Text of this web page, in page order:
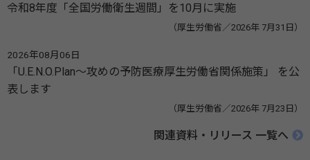
令和8年度「全国労働衛生週間」を10月に実施
（厚生労働省／2026年 7月31日）
2026年08月06日
「U.E.N.O.Plan～攻めの予防医療厚生労働省関係施策」 を公
表します
（厚生労働省／2026年 7月23日）
関連資料・リリース 一覧へ